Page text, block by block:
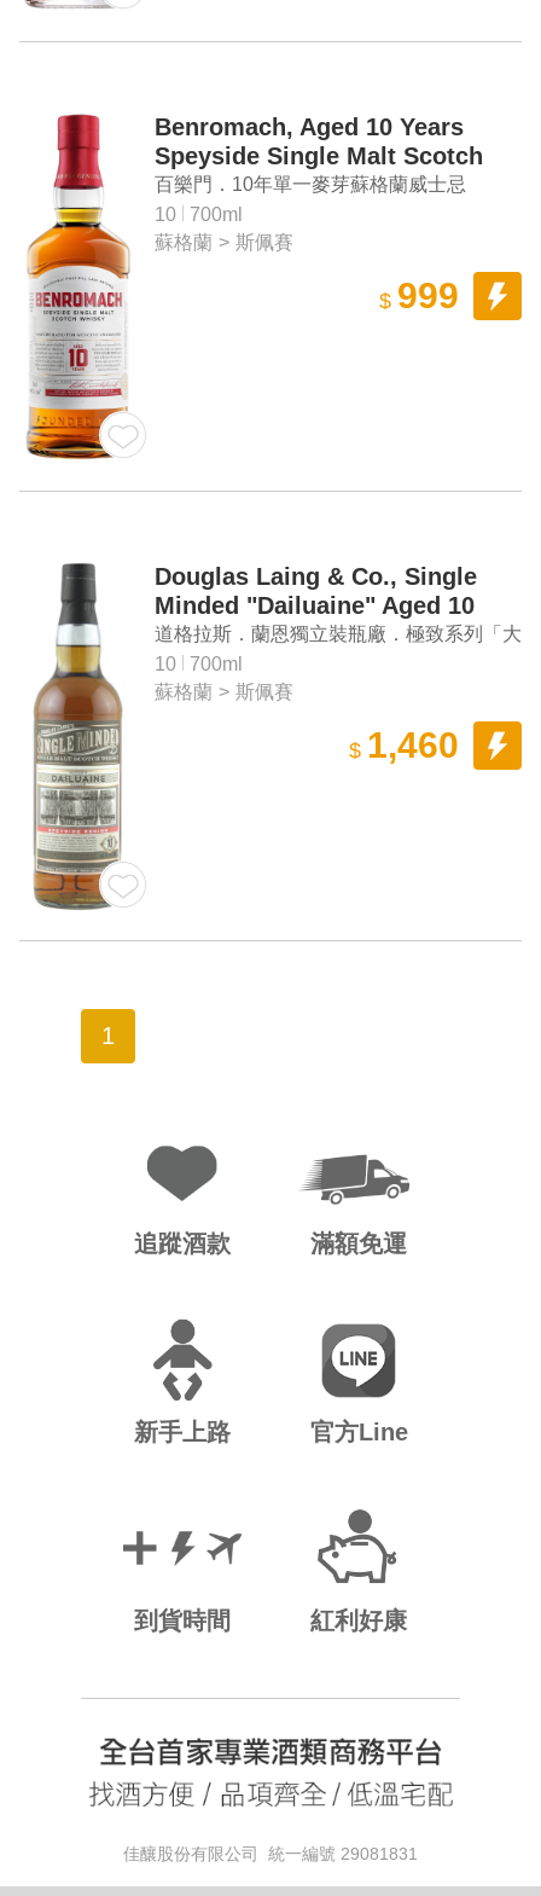
Benromach, Aged 10 Years
Speyside Single Malt Scotch
Whisky
百樂門．10年單一麥芽蘇格蘭威士忌
10
700ml
蘇格蘭 > 斯佩賽
$ 999
Douglas Laing & Co., Single
Minded "Dailuaine" Aged 10
Years Speyside Single Malt
Scotch Whisky
道格拉斯．蘭恩獨立裝瓶廠．極致系列「大
雲」10年 單一麥芽蘇格蘭威士忌
10
700ml
蘇格蘭 > 斯佩賽
$ 1,460
1
追蹤酒款 滿額免運
新手上路 官方Line
到貨時間 紅利好康
佳釀股份有限公司 統一編號 29081831